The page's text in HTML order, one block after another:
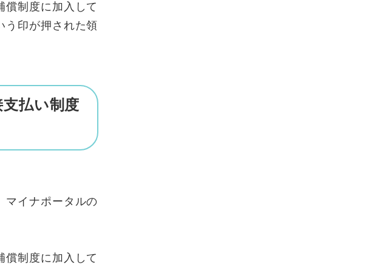
償制度に加入して
う印が押された領
払い制度
マイナポータルの
償制度に加入して